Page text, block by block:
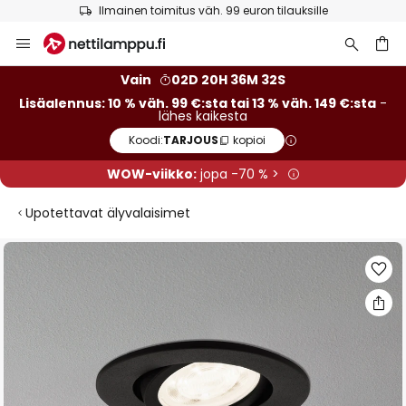
Ilmainen toimitus väh. 99 euron tilauksille
to
Vain
02D 20H 36M 31S
Lisäalennus: 10 % väh. 99 €:sta tai 13 % väh. 149 €:sta -
lähes kaikesta
Koodi:TARJOUS kopioi
WOW-viikko:jopa -70 % >
Upotettavat älyvalaisimet
Skip
end
of